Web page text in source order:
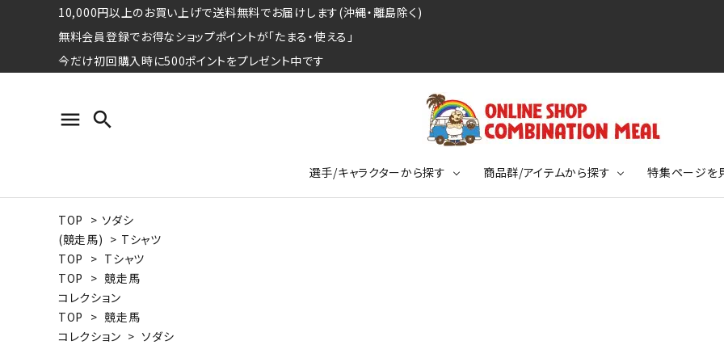
10,000円以上のお買い上げで送料無料でお届けします(沖縄・離島除く)
無料会員登録でお得なショップポイントが「たまる・使える」
今だけ初回購入時に500ポイントをプレゼント中です
menu search
選手/キャラクターから探す
プロ野球選手コレクション
日本プロサッカー選手会シリーズ
水泳競技選手コレクション
商品群/アイテムから探す
Tシャツ
パーカー
期間限定販売アイテム
特集ページを
特集ページ
ウォーレン･クロマティ
特集ページ
競走馬コレクション
TOP > ソダシ
(競走馬) > Tシャツ
TOP > Tシャツ
TOP > 競走馬
コレクション
TOP > 競走馬
コレクション > ソダシ